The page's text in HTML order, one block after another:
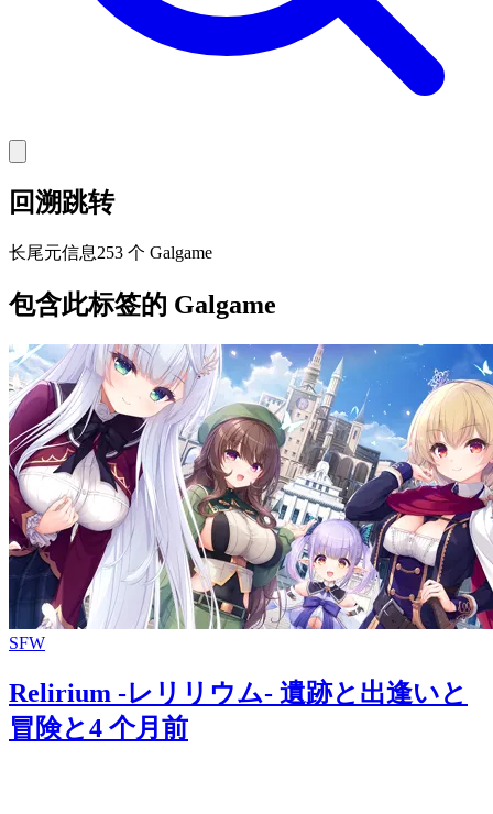
回溯跳转
长尾元信息253 个 Galgame
包含此标签的 Galgame
SFW
Relirium -レリリウム- 遺跡と出逢いと
冒険と4 个月前